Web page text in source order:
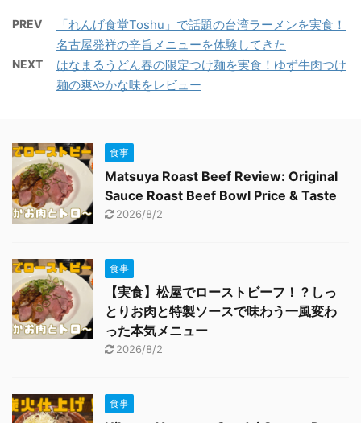
PREV
「れんげ食堂Toshu」で話題の台湾ラーメンを実食！
名古屋発祥の辛旨メニューを体験してきた
NEXT
はなまるうどん春の限定つけ麺を実食！ゆず牛肉つけ
麺の爽やかな味をレビュー
食事
Matsuya Roast Beef Review: Original
Sauce Roast Beef Bowl Price & Taste
2026/8/2
食事
【実食】松屋でローストビーフ！？しっ
とりお肉と特製ソースで味わう一風変わ
った本気メニュー
2026/8/2
食事